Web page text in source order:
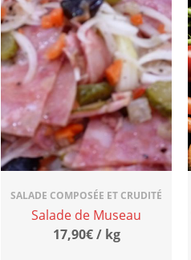
SALADE COMPOSÉE ET CRUDITÉ
Salade de Museau
17,90€ / kg